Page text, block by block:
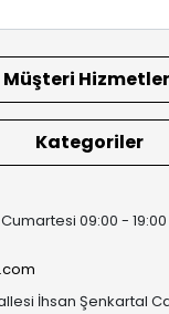
Müşteri
Kategoriler
09:00 -
İhsan Şenkartal